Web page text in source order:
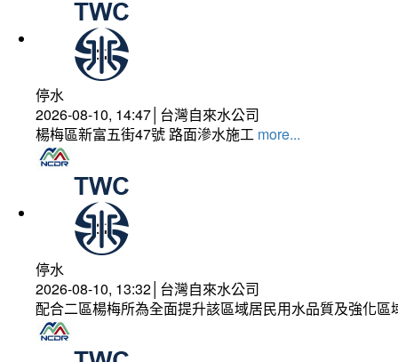
停水
2026-08-10, 14:47│台灣自來水公司
楊梅區新富五街47號 路面滲水施工 more...
停水
2026-08-10, 13:32│台灣自來水公司
配合二區楊梅所為全面提升該區域居民用水品質及強化